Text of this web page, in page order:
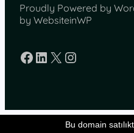
Proudly Powered by
by WebsiteinWP
Facebook
LinkedIn
X Instagram
Bu domain